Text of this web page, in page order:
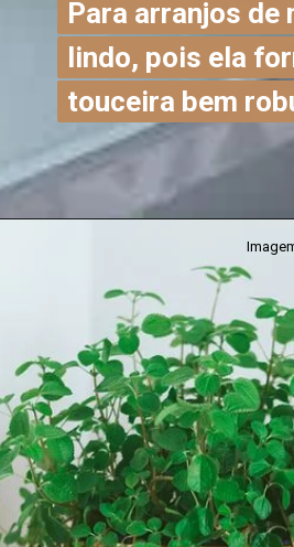
Para arranjos de
lindo, pois ela
touceira bem
Para arranjos de
lindo, pois ela
touceira bem